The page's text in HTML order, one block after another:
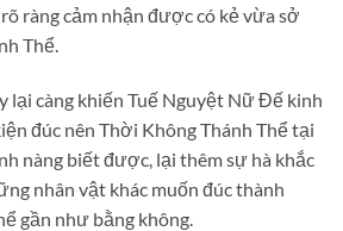
ràng cảm nhận được có kẻ vừa sở
Thể.
lại càng khiến Tuế Nguyệt Nữ Đế kinh
đúc nên Thời Không Thánh Thể tại
nàng biết được, lại thêm sự hà khắc
nhân vật khác muốn đúc thành
gần như bằng không.